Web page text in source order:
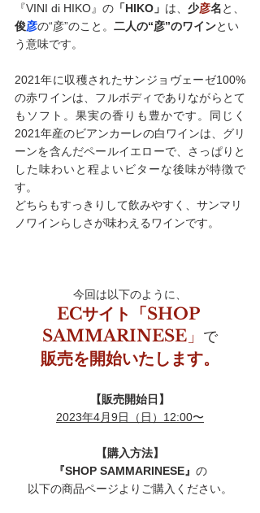
『VINI di HIKO』の 「HIKO」 は、 少彦名と、
俊彦の“彦”のこと。 二人の“彦”のワインとい
う意味です。
2021年に収穫されたサンジョヴェーゼ100%
の赤ワインは、フルボディでありながらとて
もソフト。果実の香りも豊かです。同じく
2021年産のビアンカーレの白ワインは、 グリ
ーンを含んだペールイエローで、さっぱりと
した味わいと程よいビターな後味が特徴で
す。
どちらもすっきりして飲みやすく、サンマリ
ノワインらしさが味わえるワインです。
今回は以下のように、
ECサイト「SHOP
SAMMARINESE 」 で
販売を開始いたします。
【販売開始日】
2023年4月9日（日）12:00〜
【購入方法】
『SHOP SAMMARINESE』 の
以下の商品ページよりご購入ください。